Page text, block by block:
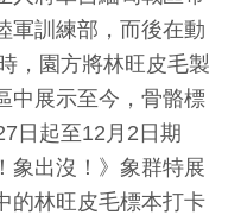
軍訓練部，而後在動
，園方將林旺皮毛製
中展示至今，骨骼標
日起至12月2日期
象出沒！》象群特展
的林旺皮毛標本打卡